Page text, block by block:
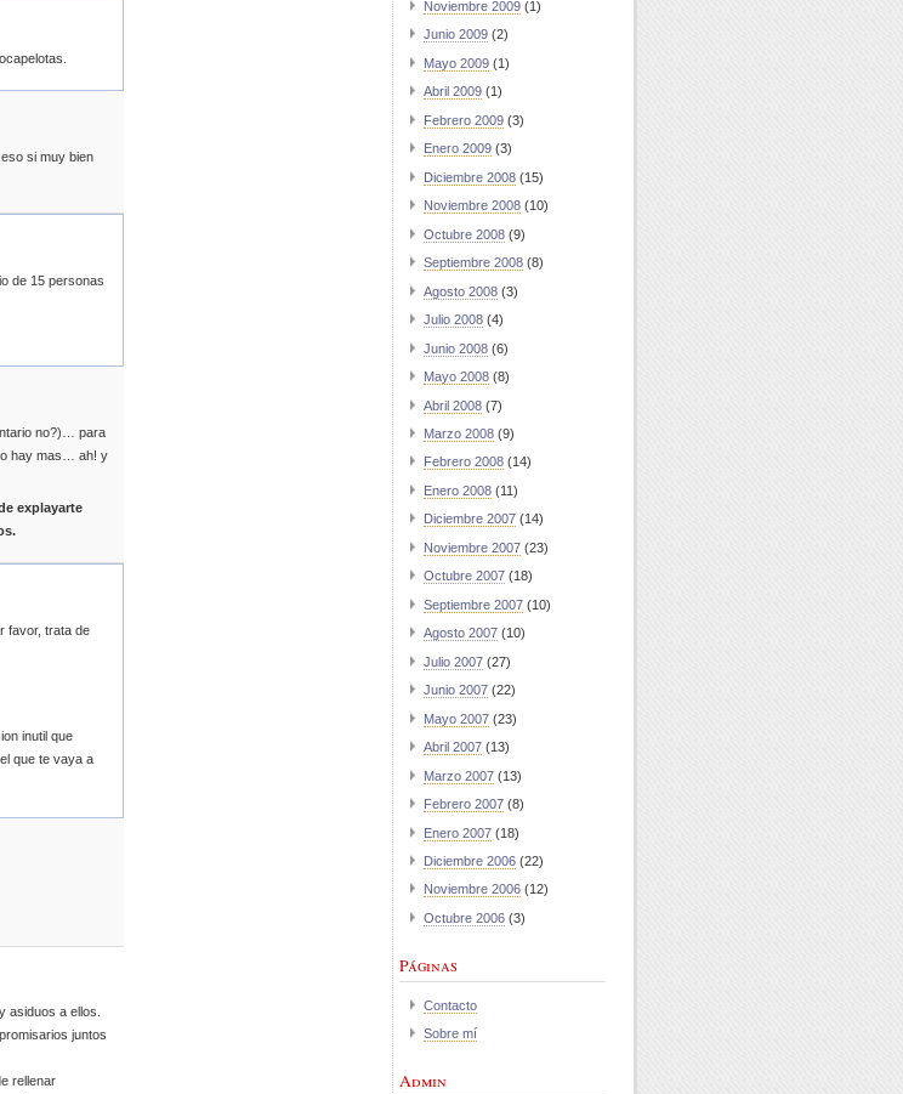
si muy bien
de 15 personas
no?)… para
hay mas… ah! y
explayarte
favor, trata de
inutil que
que te vaya a
asiduos a ellos.
juntos
rellenar
Noviembre 2009 (1)
Junio 2009 (2)
Mayo 2009 (1)
Abril 2009 (1)
Febrero 2009 (3)
Enero 2009 (3)
Diciembre 2008 (15)
Noviembre 2008 (10)
Octubre 2008 (9)
Septiembre 2008 (8)
Agosto 2008 (3)
Julio 2008 (4)
Junio 2008 (6)
Mayo 2008 (8)
Abril 2008 (7)
Marzo 2008 (9)
Febrero 2008 (14)
Enero 2008 (11)
Diciembre 2007 (14)
Noviembre 2007 (23)
Octubre 2007 (18)
Septiembre 2007 (10)
Agosto 2007 (10)
Julio 2007 (27)
Junio 2007 (22)
Mayo 2007 (23)
Abril 2007 (13)
Marzo 2007 (13)
Febrero 2007 (8)
Enero 2007 (18)
Diciembre 2006 (22)
Noviembre 2006 (12)
Octubre 2006 (3)
Páginas
Contacto
Sobre mí
Admin